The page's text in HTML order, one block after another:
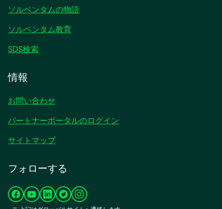
ソルベンタムの物語
ソルベンタム教育
SDS検索
情報
お問い合わせ
パートナーポータルのログイン
サイトマップ
フォローする
新
新
新
新
新